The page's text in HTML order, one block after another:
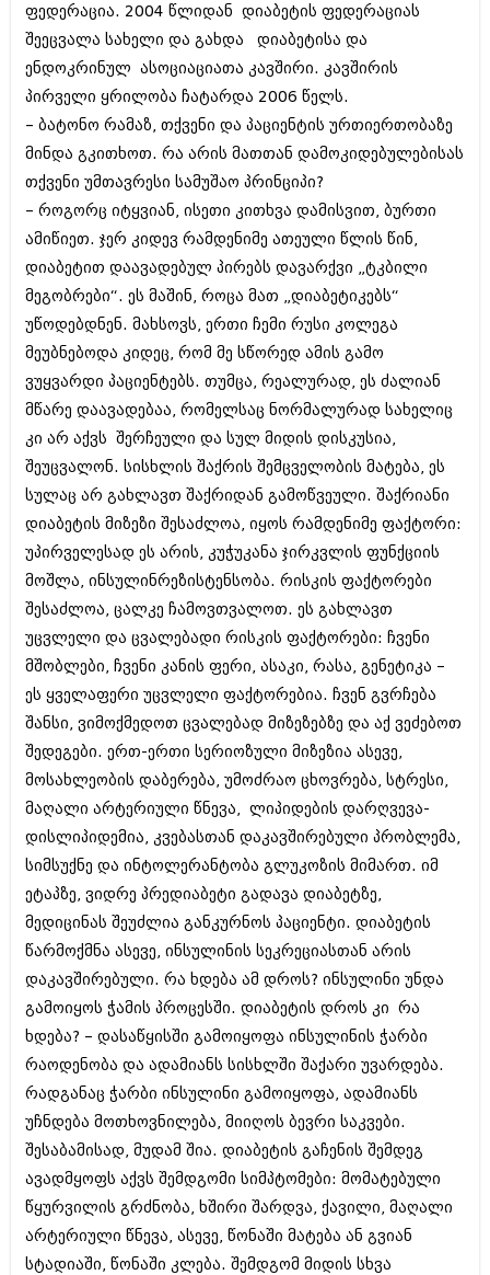
იანვარი 2016 (206)
დეკემბერი 2015 (207)
ნოემბერი 2015 (264)
ოქტომბერი 2015 (204)
სექტემბერი 2015 (215)
აგვისტო 2015 (286)
ივლისი 2015 (173)
ივნისი 2015 (261)
მაისი 2015 (194)
აპრილი 2015 (208)
მარტი 2015 (365)
იანვარი 2015 (247)
დეკემბერი 2014 (342)
ნოემბერი 2014 (290)
ოქტომბერი 2014 (292)
სექტემბერი 2014 (394)
აგვისტო 2014 (248)
ივლისი 2014 (313)
ივნისი 2014 (366)
მაისი 2014 (313)
აპრილი 2014 (290)
მარტი 2014 (413)
თებერვალი 2014 (318)
დეკემბერი 2013 (365)
ნოემბერი 2013 (279)
ოქტომბერი 2013 (256)
სექტემბერი 2013 (368)
აგვისტო 2013 (89)
ივლისი 2013 (182)
ივნისი 2013 (212)
მაისი 2013 (259)
აპრილი 2013 (304)
მარტი 2013 (352)
თებერვალი 2013 (204)
იანვარი 2013 (334)
ნოემბერი 2012 (295)
ოქტომბერი 2012 (350)
სექტემბერი 2012 (264)
აგვისტო 2012 (268)
ივლისი 2012 (322)
ივნისი 2012 (282)
მაისი 2012 (240)
აპრილი 2012 (294)
მარტი 2012 (259)
თებერვალი 2012 (376)
იანვარი 2012 (322)
ნოემბერი 2011 (471)
სექტემბერი 2011 (407)
აგვისტო 2011 (249)
ივლისი 2011 (400)
ივნისი 2011 (438)
მაისი 2011 (415)
აპრილი 2011 (294)
მარტი 2011 (654)
ფედერაცია. 2004 წლიდან დიაბეტის ფედერაციას
შეეცვალა სახელი და გახდა დიაბეტისა და
ენდოკრინულ ასოციაციათა კავშირი. კავშირის
პირველი ყრილობა ჩატარდა 2006 წელს.
– ბატონო რამაზ, თქვენი და პაციენტის ურთიერთობაზე
მინდა გკითხოთ. რა არის მათთან დამოკიდებულებისას
თქვენი უმთავრესი სამუშაო პრინციპი?
– როგორც იტყვიან, ისეთი კითხვა დამისვით, ბურთი
ამიწიეთ. ჯერ კიდევ რამდენიმე ათეული წლის წინ,
დიაბეტით დაავადებულ პირებს დავარქვი „ტკბილი
მეგობრები“. ეს მაშინ, როცა მათ „დიაბეტიკებს“
უწოდებდნენ. მახსოვს, ერთი ჩემი რუსი კოლეგა
მეუბნებოდა კიდეც, რომ მე სწორედ ამის გამო
ვუყვარდი პაციენტებს. თუმცა, რეალურად, ეს ძალიან
მწარე დაავადებაა, რომელსაც ნორმალურად სახელიც
კი არ აქვს შერჩეული და სულ მიდის დისკუსია,
შეუცვალონ. სისხლის შაქრის შემცველობის მატება, ეს
სულაც არ გახლავთ შაქრიდან გამოწვეული. შაქრიანი
დიაბეტის მიზეზი შესაძლოა, იყოს რამდენიმე ფაქტორი:
უპირველესად ეს არის, კუჭუკანა ჯირკვლის ფუნქციის
მოშლა, ინსულინრეზისტენსობა. რისკის ფაქტორები
შესაძლოა, ცალკე ჩამოვთვალოთ. ეს გახლავთ
უცვლელი და ცვალებადი რისკის ფაქტორები: ჩვენი
მშობლები, ჩვენი კანის ფერი, ასაკი, რასა, გენეტიკა –
ეს ყველაფერი უცვლელი ფაქტორებია. ჩვენ გვრჩება
შანსი, ვიმოქმედოთ ცვალებად მიზეზებზე და აქ ვეძებოთ
შედეგები. ერთ-ერთი სერიოზული მიზეზია ასევე,
მოსახლეობის დაბერება, უმოძრაო ცხოვრება, სტრესი,
მაღალი არტერიული წნევა, ლიპიდების დარღვევა-
დისლიპიდემია, კვებასთან დაკავშირებული პრობლემა,
სიმსუქნე და ინტოლერანტობა გლუკოზის მიმართ. იმ
ეტაპზე, ვიდრე პრედიაბეტი გადავა დიაბეტზე,
მედიცინას შეუძლია განკურნოს პაციენტი. დიაბეტის
წარმოქმნა ასევე, ინსულინის სეკრეციასთან არის
დაკავშირებული. რა ხდება ამ დროს? ინსულინი უნდა
გამოიყოს ჭამის პროცესში. დიაბეტის დროს კი რა
ხდება? – დასაწყისში გამოიყოფა ინსულინის ჭარბი
რაოდენობა და ადამიანს სისხლში შაქარი უვარდება.
რადგანაც ჭარბი ინსულინი გამოიყოფა, ადამიანს
უჩნდება მოთხოვნილება, მიიღოს ბევრი საკვები.
შესაბამისად, მუდამ შია. დიაბეტის გაჩენის შემდეგ
ავადმყოფს აქვს შემდგომი სიმპტომები: მომატებული
წყურვილის გრძნობა, ხშირი შარდვა, ქავილი, მაღალი
არტერიული წნევა, ასევე, წონაში მატება ან გვიან
სტადიაში, წონაში კლება. შემდგომ მიდის სხვა